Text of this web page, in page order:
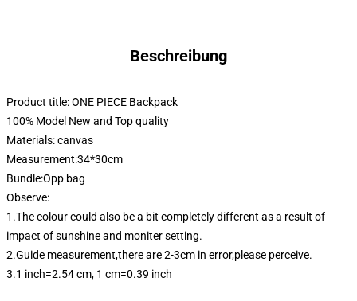
Beschreibung
Product title: ONE PIECE Backpack
100% Model New and Top quality
Materials: canvas
Measurement:34*30cm
Bundle:Opp bag
Observe:
1.The colour could also be a bit completely different as a result of
impact of sunshine and moniter setting.
2.Guide measurement,there are 2-3cm in error,please perceive.
3.1 inch=2.54 cm, 1 cm=0.39 inch